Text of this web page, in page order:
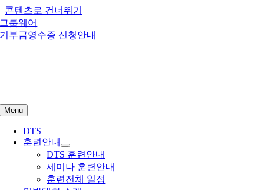
콘텐츠로 건너뛰기
그룹웨어
기부금영수증 신청안내
Menu
DTS
훈련안내
DTS 훈련안내
세미나 훈련안내
훈련전체 일정